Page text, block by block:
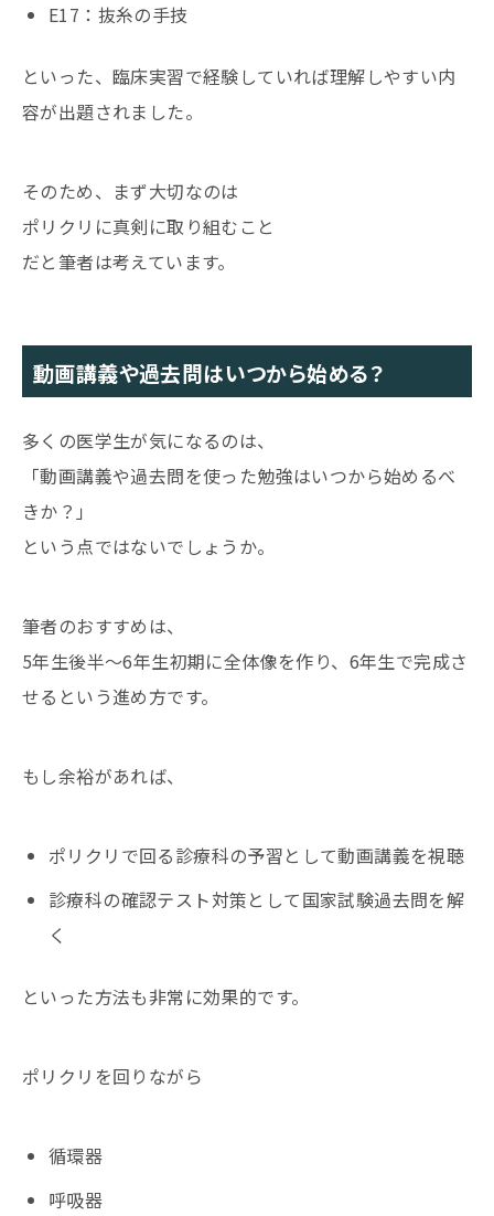
E17：抜糸の手技
といった、臨床実習で経験していれば理解しやすい内
容が出題されました。
そのため、まず大切なのは
ポリクリに真剣に取り組むこと
だと筆者は考えています。
動画講義や過去問はいつから始める？
多くの医学生が気になるのは、
「動画講義や過去問を使った勉強はいつから始めるべ
きか？」
という点ではないでしょうか。
筆者のおすすめは、
5年生後半〜6年生初期に全体像を作り、6年生で完成さ
せるという進め方です。
もし余裕があれば、
ポリクリで回る診療科の予習として動画講義を視聴
診療科の確認テスト対策として国家試験過去問を解
く
といった方法も非常に効果的です。
ポリクリを回りながら
循環器
呼吸器